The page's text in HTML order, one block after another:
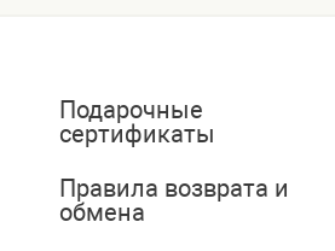
Подарочные
сертификаты
Правила возврата и
обмена